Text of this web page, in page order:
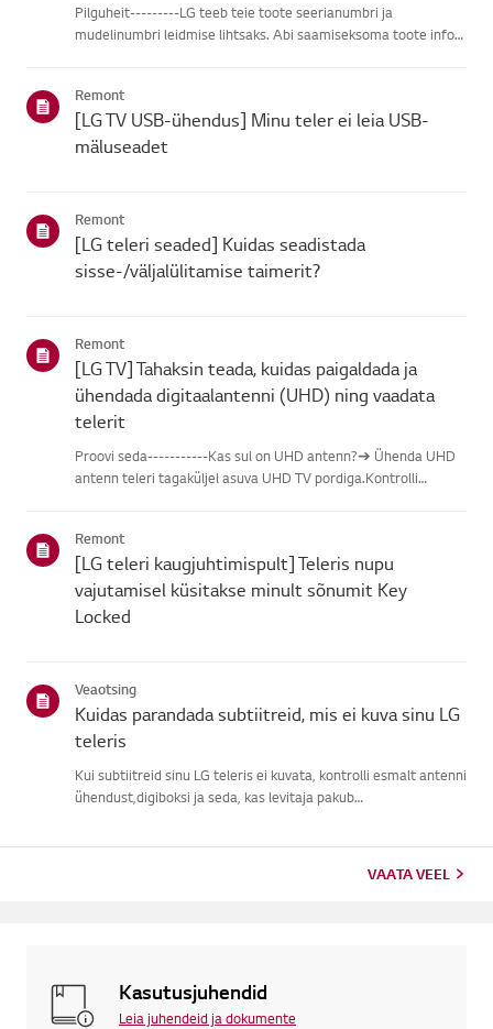
Pilguheit---------LG teeb teie toote seerianumbri ja
mudelinumbri leidmise lihtsaks. Abi saamiseksoma toote info
võiva...
Remont
[LG TV USB-ühendus] Minu teler ei leia USB-
mäluseadet
Remont
[LG teleri seaded] Kuidas seadistada
sisse-/väljalülitamise taimerit?
Remont
[LG TV] Tahaksin teada, kuidas paigaldada ja
ühendada digitaalantenni (UHD) ning vaadata
telerit
Proovi seda-----------Kas sul on UHD antenn?➔ Ühenda UHD
antenn teleri tagaküljel asuva UHD TV pordiga.Kontrolli
signaali, j...
Remont
[LG teleri kaugjuhtimispult] Teleris nupu
vajutamisel küsitakse minult sõnumit Key
Locked
Veaotsing
Kuidas parandada subtiitreid, mis ei kuva sinu LG
teleris
Kui subtiitreid sinu LG teleris ei kuvata, kontrolli esmalt antenni
ühendust,digiboksi ja seda, kas levitaja pakub
VAATA VEEL
Kasutusjuhendid
Leia juhendeid ja dokumente